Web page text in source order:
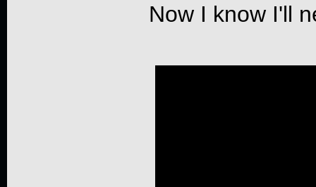
Now I know I'll